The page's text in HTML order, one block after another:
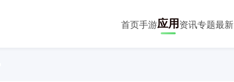
首页手游应用资讯专题最新